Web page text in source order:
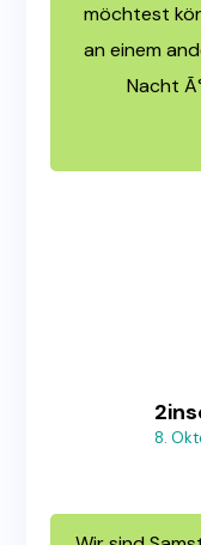
möchtest
an einem
Nacht
8.